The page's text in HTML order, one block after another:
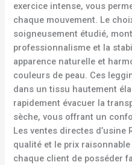
exercice intense, vous
chaque mouvement. Le
soigneusement étudié,
professionnalisme et la
apparence naturelle et
couleurs de peau. Ces
dans un tissu hautement
rapidement évacuer la
sèche, vous offrant un
Les ventes directes d’usine
qualité et le prix
chaque client de posséder